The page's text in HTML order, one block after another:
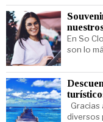
En So
son lo
diversos